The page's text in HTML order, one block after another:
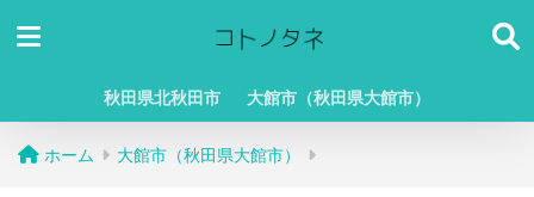
秋田県北秋田市 大館市（秋田県大館市）
ホーム 大館市（秋田県大館市）